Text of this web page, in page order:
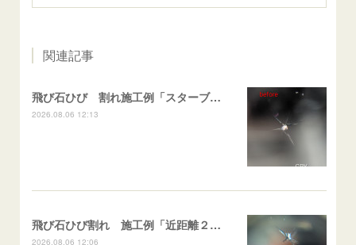
関連記事
飛び石ひび 割れ施工例「スターブレイク系」 フリード
2026.08.06 12:13
飛び石ひび割れ 施工例「近距離２箇所・パーシャル系+スターブレイク系」ハイエース
2026.08.06 12:06